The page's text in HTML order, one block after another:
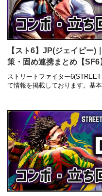
【スト6】JP(ジェイピー)
策・固め連携まとめ【SF6
ストリートファイター
て情報を掲載しております。基